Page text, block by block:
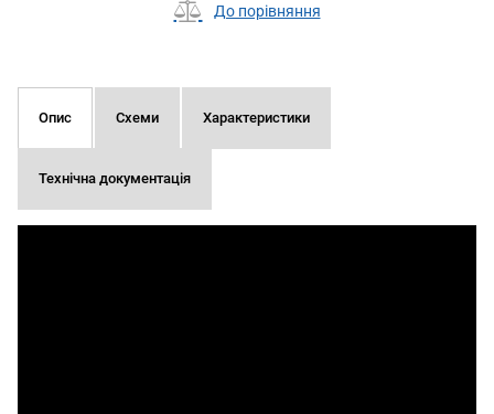
До порівняння
Опис Схеми Характеристики
Технічна документація